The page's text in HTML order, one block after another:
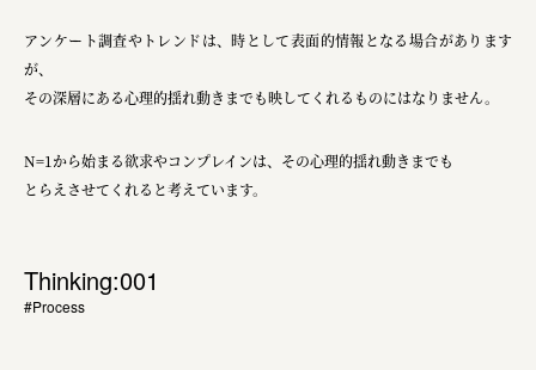
アンケート調査やトレンドは、時として表面的情報となる場合があります
が、
その深層にある心理的揺れ動きまでも映してくれるものにはなりません。
N=1から始まる欲求やコンプレインは、その心理的揺れ動きまでも
とらえさせてくれると考えています。
Thinking:001
#Process